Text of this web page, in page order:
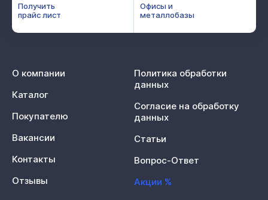
Получить
прайс лист
Офисы и
металлобазы
О компании
Каталог
Покупателю
Вакансии
Контакты
Отзывы
Политика обработки
данных
Согласие на обработку
данных
Статьи
Вопрос-Ответ
Акции %